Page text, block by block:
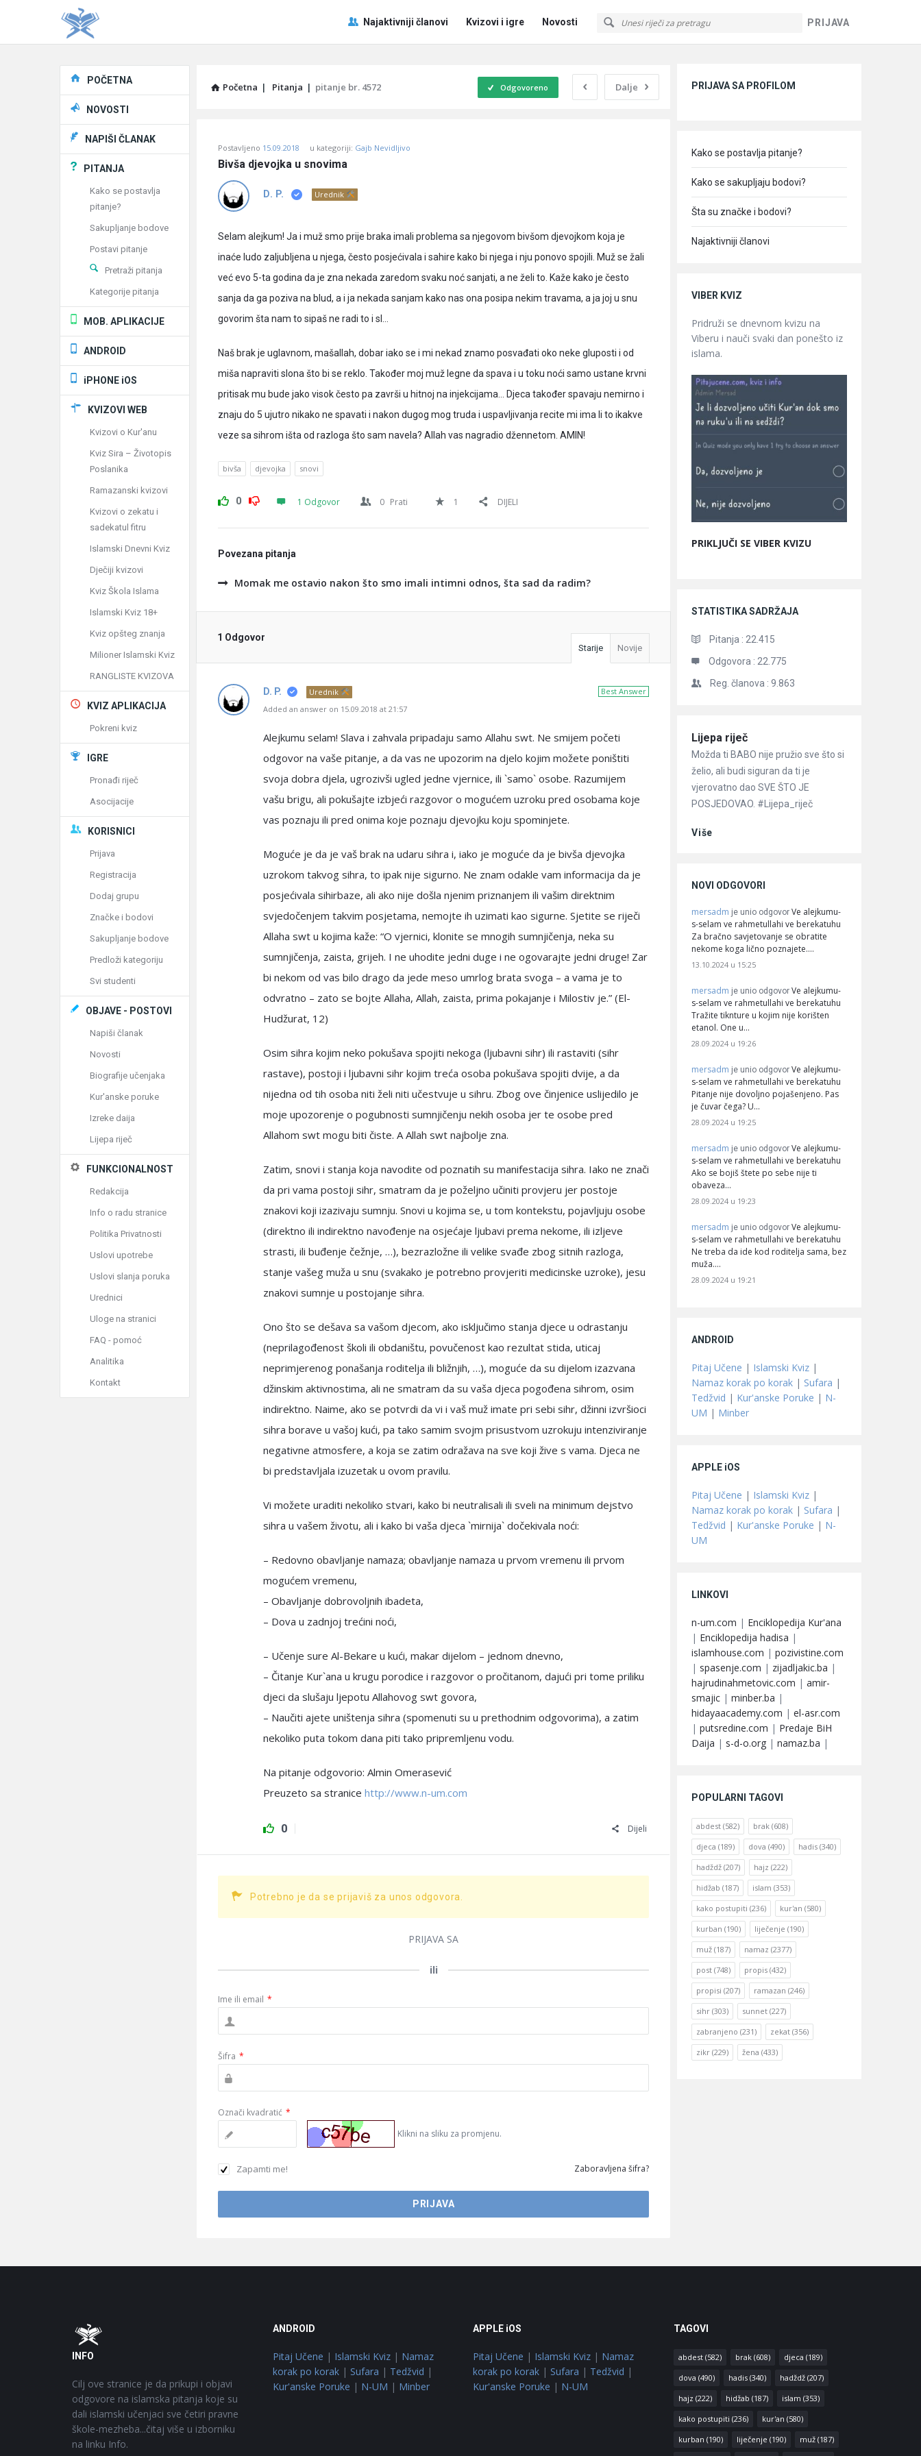
PRIJAVA
Pitaj
Učene
Navigacija
Najaktivniji članovi Kvizovi i igre Novosti
Početna | Pitanja | pitanje br. 4572 Dalje
Odgovoreno
Učene
Latest
Pitanja
Postavljeno 15.09.2018 u kategoriji: Gajb Nevidljivo
Bivša djevojka u snovima
D. P. Urednik
Selam alejkum! Ja i muž smo prije braka imali problema sa njegovom bivšom djevojkom koja je
inaće ludo zaljubljena u njega, često posjećivala i sahire kako bi njega i nju ponovo spojili. Muž se žali
već evo 5-ta godina da je zna nekada zaredom svaku noć sanjati, a ne želi to. Kaže kako je često
sanja da ga poziva na blud, a i ja nekada sanjam kako nas ona posipa nekim travama, a ja joj u snu
govorim šta nam to sipaš ne radi to i sl…
Naš brak je uglavnom, mašallah, dobar iako se i mi nekad znamo posvađati oko neke gluposti i od
miša napraviti slona što bi se reklo. Također moj muž legne da spava i u toku noći samo ustane krvni
pritisak mu bude jako visok često pa završi u hitnoj na injekcijama… Djeca također spavaju nemirno i
znaju do 5 ujutro nikako ne spavati i nakon dugog mog truda i uspavljivanja recite mi ima li to ikakve
veze sa sihrom išta od razloga što sam navela? Allah vas nagradio džennetom. AMIN!
bivša djevojka snovi
0 1 Odgovor 0 Prati 1 DIJELI
Povezana pitanja
Momak me ostavio nakon što smo imali intimni odnos, šta sad da radim?
1 Odgovor
Starije Novije
Best Answer
D. P.
Urednik
Added an answer on 15.09.2018 at 21:57
Alejkumu selam! Slava i zahvala pripadaju samo Allahu swt. Ne smijem početi
odgovor na vaše pitanje, a da vas ne upozorim na djelo kojim možete poništiti
svoja dobra djela, ugrozivši ugled jedne vjernice, ili `samo` osobe. Razumijem
vašu brigu, ali pokušajte izbjeći razgovor o mogućem uzroku pred osobama koje
vas poznaju ili pred onima koje poznaju djevojku koju spominjete.
Moguće je da je vaš brak na udaru sihra i, iako je moguće da je bivša djevojka
uzrokom takvog sihra, to ipak nije sigurno. Ne znam odakle vam informacija da je
posjećivala sihirbaze, ali ako nije došla njenim priznanjem ili vašim direktnim
svjedočenjem takvim posjetama, nemojte ih uzimati kao sigurne. Sjetite se riječi
Allaha swt u kojima kaže: “O vjernici, klonite se mnogih sumnjičenja, neka su
sumnjičenja, zaista, grijeh. I ne uhodite jedni duge i ne ogovarajte jedni druge! Zar
bi nekom od vas bilo drago da jede meso umrlog brata svoga – a vama je to
odvratno – zato se bojte Allaha, Allah, zaista, prima pokajanje i Milostiv je.” (El-
Hudžurat, 12)
Osim sihra kojim neko pokušava spojiti nekoga (ljubavni sihr) ili rastaviti (sihr
rastave), postoji i ljubavni sihr kojim treća osoba pokušava spojiti dvije, a da
nijedna od tih osoba niti želi niti učestvuje u sihru. Zbog ove činjenice uslijedilo je
moje upozorenje o pogubnosti sumnjičenju nekih osoba jer te osobe pred
Allahom swt mogu biti čiste. A Allah swt najbolje zna.
Zatim, snovi i stanja koja navodite od poznatih su manifestacija sihra. Iako ne znači
da pri vama postoji sihr, smatram da je poželjno učiniti provjeru jer postoje
znakovi koji izazivaju sumnju. Snovi u kojima se, u tom kontekstu, pojavljuju osobe
(direktno ili indirektno navođenje na osjećaje ljubavi prema nekome, ili izljeve
strasti, ili buđenje čežnje, …), bezrazložne ili velike svađe zbog sitnih razloga,
stanje vašeg muža u snu (svakako je potrebno provjeriti medicinske uzroke), jesu
znakovi sumnje u postojanje sihra.
Ono što se dešava sa vašom djecom, ako isključimo stanja djece u odrastanju
(neprilagođenost školi ili obdaništu, povučenost kao rezultat stida, uticaj
neprimjerenog ponašanja roditelja ili bližnjih, …), moguće da su dijelom izazvana
džinskim aktivnostima, ali ne smatram da su vaša djeca pogođena sihrom, osim
indirektno. Naime, ako se potvrdi da vi i vaš muž imate pri sebi sihr, džinni izvršioci
sihra borave u vašoj kući, pa tako samim svojm prisustvom uzrokuju intenziviranje
negativne atmosfere, a koja se zatim odražava na sve koji žive s vama. Djeca ne
bi predstavljala izuzetak u ovom pravilu.
Vi možete uraditi nekoliko stvari, kako bi neutralisali ili sveli na minimum dejstvo
sihra u vašem životu, ali i kako bi vaša djeca `mirnija` dočekivala noći:
– Redovno obavljanje namaza; obavljanje namaza u prvom vremenu ili prvom
mogućem vremenu,
– Obavljanje dobrovoljnih ibadeta,
– Dova u zadnjoj trećini noći,
– Učenje sure Al-Bekare u kući, makar dijelom – jednom dnevno,
– Čitanje Kur`ana u krugu porodice i razgovor o pročitanom, dajući pri tome priliku
djeci da slušaju ljepotu Allahovog swt govora,
– Naučiti ajete uništenja sihra (spomenuti su u prethodnim odgovorima), a zatim
nekoliko puta tokom dana piti tako pripremljenu vodu.
Na pitanje odgovorio: Almin Omerasević
Preuzeto sa stranice http://www.n-um.com
0 Dijeli
Potrebno je da se prijaviš za unos odgovora.
PRIJAVA SA
ili
Ime ili email *
Šifra *
Označi kvadratić *
Klikni na sliku za promjenu.
Zapamti me! Zaboravljena šifra?
PRIJAVA SA PROFILOM
Kako se postavlja pitanje?
Kako se sakupljaju bodovi?
Šta su značke i bodovi?
Najaktivniji članovi
VIBER KVIZ
Pridruži se dnevnom kvizu na
Viberu i nauči svaki dan ponešto iz
islama.
PRIKLJUČI SE VIBER KVIZU
STATISTIKA SADRŽAJA
Pitanja : 22.415
Odgovora : 22.775
Reg. članova : 9.863
Članci
Lijepa riječ
Možda ti BABO nije pružio sve što si
želio, ali budi siguran da ti je
vjerovatno dao SVE ŠTO JE
POSJEDOVAO. #Lijepa_riječ
Više
NOVI ODGOVORI
mersadm je unio odgovor Ve alejkumu-
s-selam ve rahmetullahi ve berekatuhu
Za bračno savjetovanje se obratite
nekome koga lično poznajete.…
13.10.2024 u 15:25
mersadm je unio odgovor Ve alejkumu-
s-selam ve rahmetullahi ve berekatuhu
Tražite tiknture u kojim nije korišten
etanol. One u…
28.09.2024 u 19:26
mersadm je unio odgovor Ve alejkumu-
s-selam ve rahmetullahi ve berekatuhu
Pitanje nije dovoljno pojašenjeno. Pas
je čuvar čega? U…
28.09.2024 u 19:25
mersadm je unio odgovor Ve alejkumu-
s-selam ve rahmetullahi ve berekatuhu
Ako se bojiš štete po sebe nije ti
obaveza…
28.09.2024 u 19:23
mersadm je unio odgovor Ve alejkumu-
s-selam ve rahmetullahi ve berekatuhu
Ne treba da ide kod roditelja sama, bez
muža.…
28.09.2024 u 19:21
ANDROID
Pitaj Učene | Islamski Kviz |
Namaz korak po korak | Sufara |
Tedžvid | Kur'anske Poruke | N-
UM | Minber
APPLE iOS
Pitaj Učene | Islamski Kviz |
Namaz korak po korak | Sufara |
Tedžvid | Kur'anske Poruke | N-
UM
LINKOVI
n-um.com | Enciklopedija Kur'ana
| Enciklopedija hadisa |
islamhouse.com | pozivistine.com
| spasenje.com | zijadljakic.ba |
hajrudinahmetovic.com | amir-
smajic | minber.ba |
hidayaacademy.com | el-asr.com
| putsredine.com | Predaje BiH
Daija | s-d-o.org | namaz.ba |
POPULARNI TAGOVI
abdest (582) brak (608)
djeca (189) dova (490) hadis (340)
hadždž (207) hajz (222)
hidžab (187) islam (353)
kako postupiti (236) kur'an (580)
kurban (190) liječenje (190)
muž (187) namaz (2377)
post (748) propis (432)
propisi (207) ramazan (246)
sihr (303) sunnet (227)
zabranjeno (231) zekat (356)
zikr (229) žena (433)
Explore
POČETNA
NOVOSTI
NAPIŠI ČLANAK
PITANJA
Kako se postavlja
pitanje?
Sakupljanje bodove
Postavi pitanje
Pretraži pitanja
Kategorije pitanja
MOB. APLIKACIJE
ANDROID
iPHONE iOS
KVIZOVI WEB
Kvizovi o Kur'anu
Kviz Sira – Životopis
Poslanika
Ramazanski kvizovi
Kvizovi o zekatu i
sadekatul fitru
Islamski Dnevni Kviz
Dječiji kvizovi
Kviz Škola Islama
Islamski Kviz 18+
Kviz opšteg znanja
Milioner Islamski Kviz
RANGLISTE KVIZOVA
KVIZ APLIKACIJA
Pokreni kviz
IGRE
Pronađi riječ
Asocijacije
KORISNICI
Prijava
Registracija
Dodaj grupu
Značke i bodovi
Sakupljanje bodove
Predloži kategoriju
Svi studenti
OBJAVE - POSTOVI
Napiši članak
Novosti
Biografije učenjaka
Kur'anske poruke
Izreke daija
Lijepa riječ
FUNKCIONALNOST
Redakcija
Info o radu stranice
Politika Privatnosti
Uslovi upotrebe
Uslovi slanja poruka
Urednici
Uloge na stranici
FAQ - pomoć
Analitika
Kontakt
Footer
INFO
Cilj ove stranice je da prikupi i objavi
odgovore na islamska pitanja koje su
dali islamski učenjaci sve četiri pravne
škole-mezheba...čitaj više u izborniku
na linku Info.
ANDROID
Pitaj Učene | Islamski Kviz| Namaz
korak po korak| Sufara | Tedžvid |
Kur'anske Poruke | N-UM | Minber
APPLE iOS
Pitaj Učene | Islamski Kviz | Namaz
korak po korak | Sufara | Tedžvid |
Kur'anske Poruke | N-UM
TAGOVI
abdest(582) brak(608) djeca (189)
dova (490) hadis(340) hadždž(207)
hajz (222) hidžab (187) islam (353)
kako postupiti (236) kur'an (580)
kurban (190) liječenje (190) muž(187)